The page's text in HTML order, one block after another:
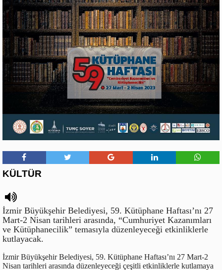
KÜLTÜR
İzmir Büyükşehir Belediyesi, 59. Kütüphane Haftası’nı 27
Mart-2 Nisan tarihleri arasında, “Cumhuriyet Kazanımları
ve Kütüphanecilik” temasıyla düzenleyeceği etkinliklerle
kutlayacak.
İzmir Büyükşehir Belediyesi, 59. Kütüphane Haftası’nı 27 Mart-2
Nisan tarihleri arasında düzenleyeceği çeşitli etkinliklerle kutlamaya